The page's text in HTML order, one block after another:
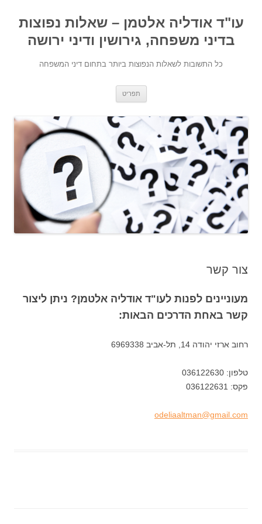
עו"ד אודליה אלטמן – שאלות נפוצות
בדיני משפחה, גירושין ודיני ירושה
כל התשובות לשאלות הנפוצות ביותר בתחום דיני המשפחה
תפריט
צור קשר
מעוניינים לפנות לעו"ד אודליה אלטמן? ניתן ליצור
קשר באחת הדרכים הבאות:
רחוב ארזי יהודה 14, תל-אביב 6969338
טלפון: 036122630
פקס: 036122631
odeliaaltman@gmail.com